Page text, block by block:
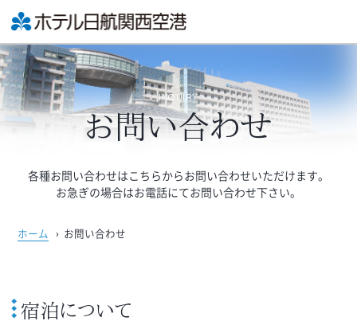
INQUIRY
お問い合わせ
各種お問い合わせはこちらからお問い合わせいただけます。
お急ぎの場合はお電話にてお問い合わせ下さい。
ホーム › お問い合わせ
宿泊について